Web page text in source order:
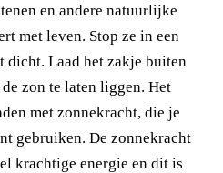
en andere natuurlijke
met leven. Stop ze in een
dicht. Laad het zakje buiten
zon te laten liggen. Het
met zonnekracht, die je
gebruiken. De zonnekracht
krachtige energie en dit is